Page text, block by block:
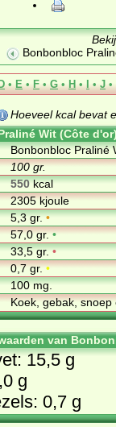
Bonbonbloc
• E • F • G • H • I • J •
Hoeveel kcal bevat
Wit (Côte
Bonbonbloc Praliné
100 gr.
550kcal
2305 kjoule
5,3 gr.•
57,0 gr.•
33,5 gr.•
0,7 gr.•
100 mg.
Koek, gebak,
van
15,5 g
g
0,7 g